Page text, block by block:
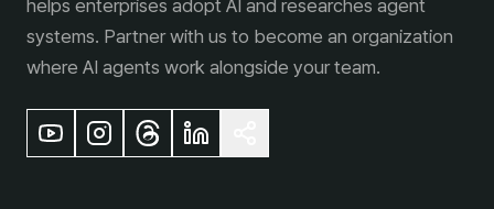
helps enterprises adopt AI and researches agent
systems. Partner with us to become an organization
where AI agents work alongside your team.